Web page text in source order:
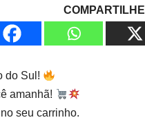
COMPARTILHE
do Sul!
amanhã!
seu carrinho.